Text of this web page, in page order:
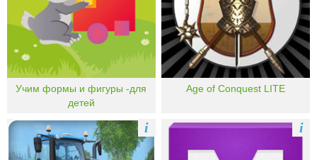
Учим формы и фигуры -для
детей
Age of Conquest LITE
i i